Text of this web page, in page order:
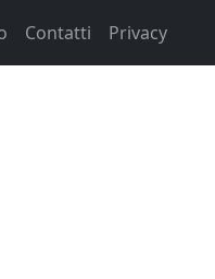
Contatti Privacy